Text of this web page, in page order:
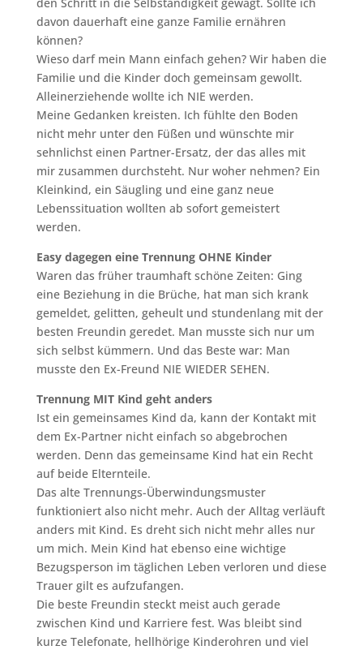
davon dauerhaft eine ganze Familie ernähren
können?
Wieso darf mein Mann einfach gehen? Wir haben die
Familie und die Kinder doch gemeinsam gewollt.
Alleinerziehende wollte ich NIE werden.
Meine Gedanken kreisten. Ich fühlte den Boden
nicht mehr unter den Füßen und wünschte mir
sehnlichst einen Partner-Ersatz, der das alles mit
mir zusammen durchsteht. Nur woher nehmen? Ein
Kleinkind, ein Säugling und eine ganz neue
Lebenssituation wollten ab sofort gemeistert
werden.
Easy dagegen eine Trennung OHNE Kinder
Waren das früher traumhaft schöne Zeiten: Ging
eine Beziehung in die Brüche, hat man sich krank
gemeldet, gelitten, geheult und stundenlang mit der
besten Freundin geredet. Man musste sich nur um
sich selbst kümmern. Und das Beste war: Man
musste den Ex-Freund NIE WIEDER SEHEN.
Trennung MIT Kind geht anders
Ist ein gemeinsames Kind da, kann der Kontakt mit
dem Ex-Partner nicht einfach so abgebrochen
werden. Denn das gemeinsame Kind hat ein Recht
auf beide Elternteile.
Das alte Trennungs-Überwindungsmuster
funktioniert also nicht mehr. Auch der Alltag verläuft
anders mit Kind. Es dreht sich nicht mehr alles nur
um mich. Mein Kind hat ebenso eine wichtige
Bezugsperson im täglichen Leben verloren und diese
Trauer gilt es aufzufangen.
Die beste Freundin steckt meist auch gerade
zwischen Kind und Karriere fest. Was bleibt sind
kurze Telefonate, hellhörige Kinderohren und viel